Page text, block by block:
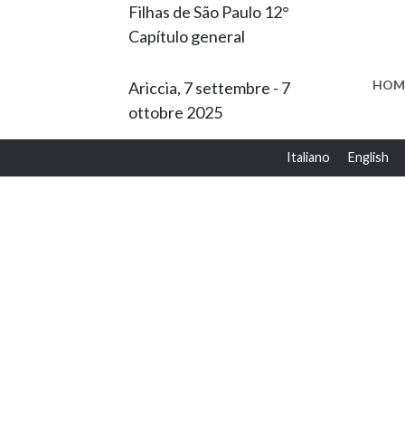
Filhas de São Paulo 12°
Capítulo general
Ariccia, 7 settembre - 7
ottobre 2025
Italiano English